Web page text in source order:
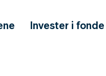
Invester i fonde